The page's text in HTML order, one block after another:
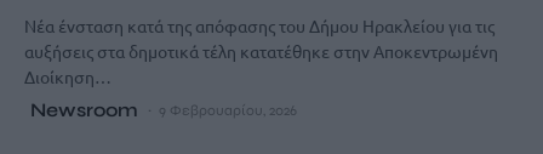
Νέα ένσταση κατά της απόφασης του Δήμου Ηρακλείου για τις
αυξήσεις στα δημοτικά τέλη κατατέθηκε στην Αποκεντρωμένη
Διοίκηση…
Newsroom 9 Φεβρουαρίου, 2026